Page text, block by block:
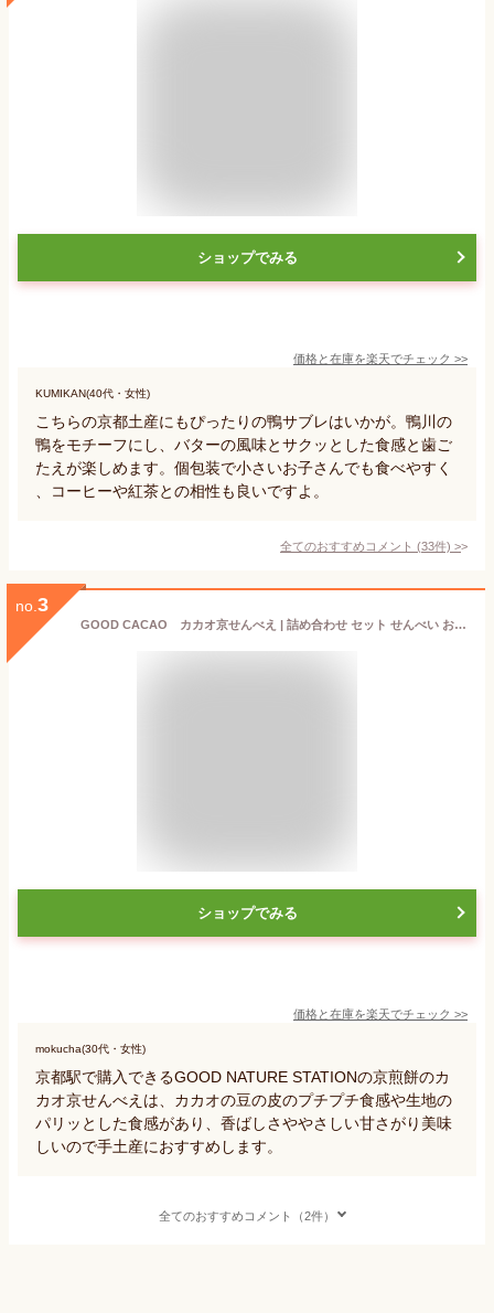
ショップでみる
価格と在庫を楽天でチェック >>
KUMIKAN(40代・女性)
こちらの京都土産にもぴったりの鴨サブレはいかが。鴨川の
鴨をモチーフにし、バターの風味とサクッとした食感と歯ご
たえが楽しめます。個包装で小さいお子さんでも食べやすく
、コーヒーや紅茶との相性も良いですよ。
全てのおすすめコメント (33件) >
no. 3
GOOD CACAO カカオ京せんべえ | 詰め合わせ セット せんべい おやつ [GOOD NATURE STATION] グッドカカオ グッドネイチャーステーション カカオくん
ショップでみる
価格と在庫を楽天でチェック >>
mokucha(30代・女性)
京都駅で購入できるGOOD NATURE STATIONの京煎餅のカ
カオ京せんべえは、カカオの豆の皮のプチプチ食感や生地の
パリッとした食感があり、香ばしさややさしい甘さがり美味
しいので手土産におすすめします。
全てのおすすめコメント（2件）